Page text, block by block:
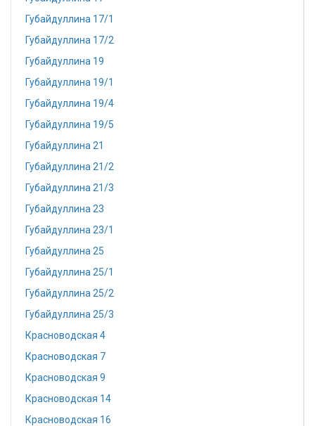
Губайдуллина 17/1
Губайдуллина 17/2
Губайдуллина 19
Губайдуллина 19/1
Губайдуллина 19/4
Губайдуллина 19/5
Губайдуллина 21
Губайдуллина 21/2
Губайдуллина 21/3
Губайдуллина 23
Губайдуллина 23/1
Губайдуллина 25
Губайдуллина 25/1
Губайдуллина 25/2
Губайдуллина 25/3
Красноводская 4
Красноводская 7
Красноводская 9
Красноводская 14
Красноводская 16